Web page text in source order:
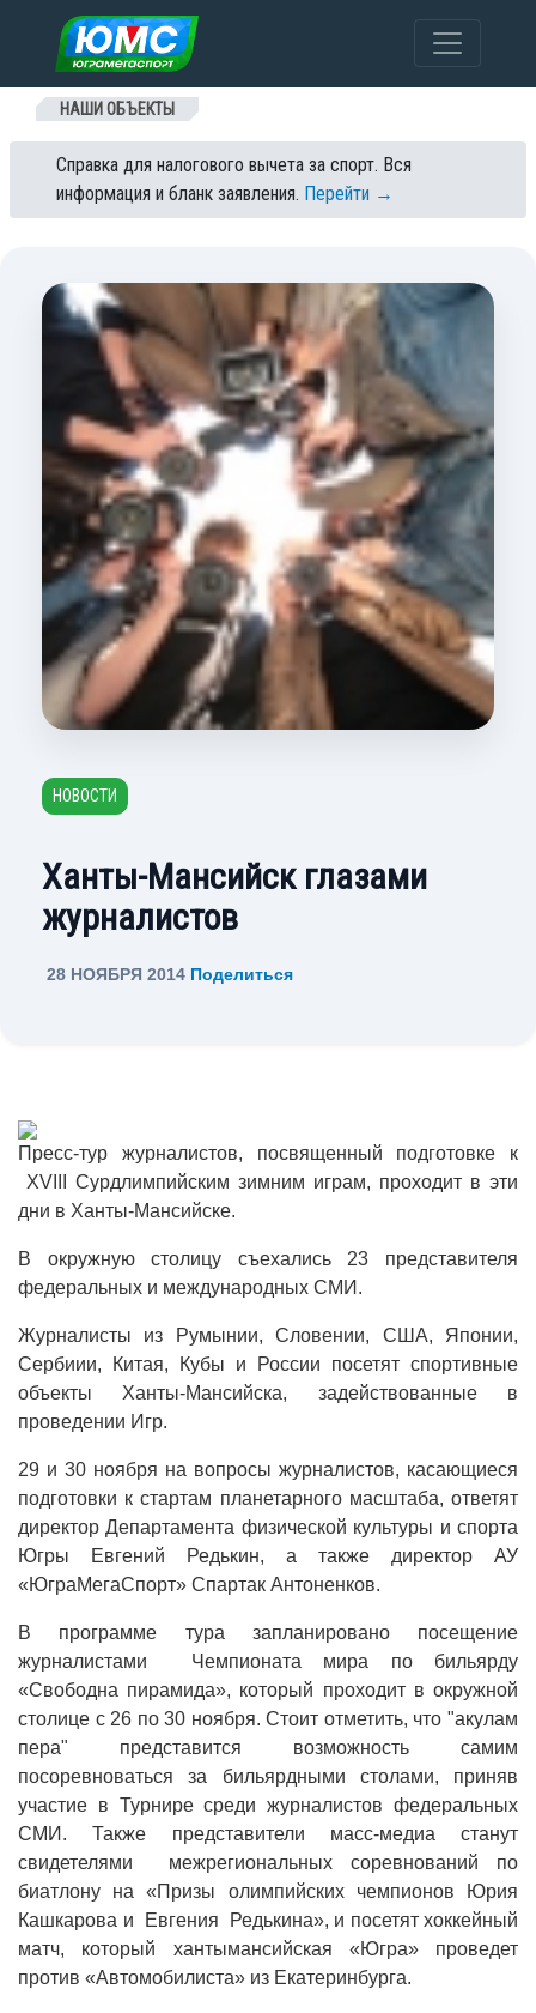
Перейти к содержанию
НАШИ ОБЪЕКТЫ
Справка для налогового вычета за спорт. Вся
информация и бланк заявления. Перейти →
НОВОСТИ
Ханты-Мансийск глазами
журналистов
28 НОЯБРЯ 2014 Поделиться
Пресс-тур журналистов, посвященный подготовке к
XVIII Сурдлимпийским зимним играм, проходит в эти
дни в Ханты-Мансийске.
В окружную столицу съехались 23 представителя
федеральных и международных СМИ.
Журналисты из Румынии, Словении, США, Японии,
Сербиии, Китая, Кубы и России посетят спортивные
объекты Ханты-Мансийска, задействованные в
проведении Игр.
29 и 30 ноября на вопросы журналистов, касающиеся
подготовки к стартам планетарного масштаба, ответят
директор Департамента физической культуры и спорта
Югры Евгений Редькин, а также директор АУ
«ЮграМегаСпорт» Спартак Антоненков.
В программе тура запланировано посещение
журналистами Чемпионата мира по бильярду
«Свободна пирамида», который проходит в окружной
столице с 26 по 30 ноября. Стоит отметить, что "акулам
пера" представится возможность самим
посоревноваться за бильярдными столами, приняв
участие в Турнире среди журналистов федеральных
СМИ. Также представители масс-медиа станут
свидетелями межрегиональных соревнований по
биатлону на «Призы олимпийских чемпионов Юрия
Кашкарова и Евгения Редькина», и посетят хоккейный
матч, который хантымансийская «Югра» проведет
против «Автомобилиста» из Екатеринбурга.